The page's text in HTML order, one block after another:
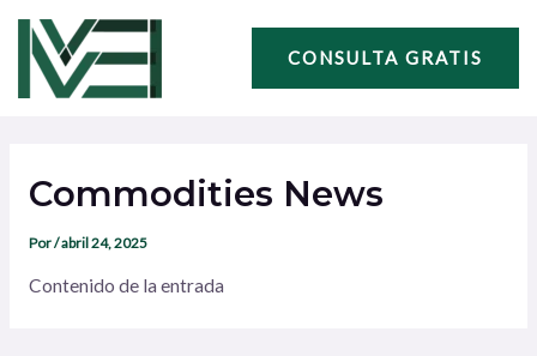
contenido
CONSULTA GRATIS
Commodities News
Por/abril 24, 2025
Contenido de la entrada
entradas